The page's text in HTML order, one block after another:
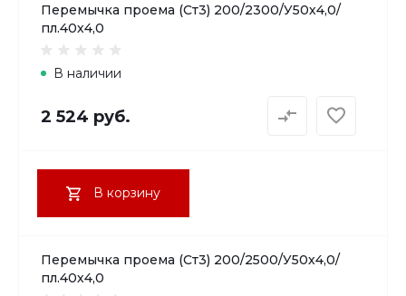
Перемычка проема (Ст3) 200/2300/У50х4,0/
пл.40х4,0
В наличии
2 524 руб.
В корзину
Перемычка проема (Ст3) 200/2500/У50х4,0/
пл.40х4,0